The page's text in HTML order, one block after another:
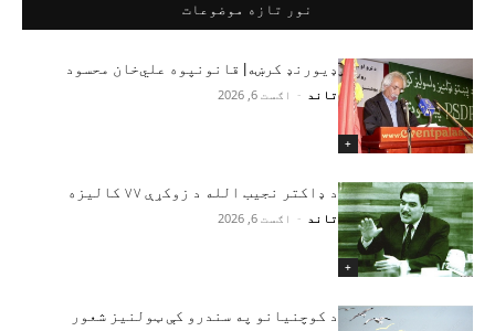
نور تازه موضوعات
+
ډیورنډ کرښه| قانونپوه علي‌خان محسود
تاند - اګست 6, 2026
+
د ډاکتر نجیب الله د زوکړې ۷۷ کالیزه
تاند - اګست 6, 2026
د کوچنیانو په سندرو کې ټولنیز شعور